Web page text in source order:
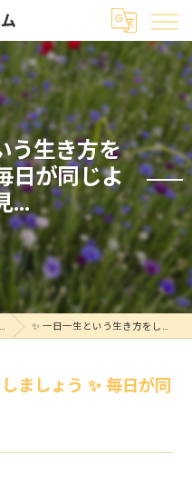
う生き方を
日が同じよ
...
✨ 一日一生という生き方をしましょう ✨ 毎日が同じように見...
ましょう ✨ 毎日が同